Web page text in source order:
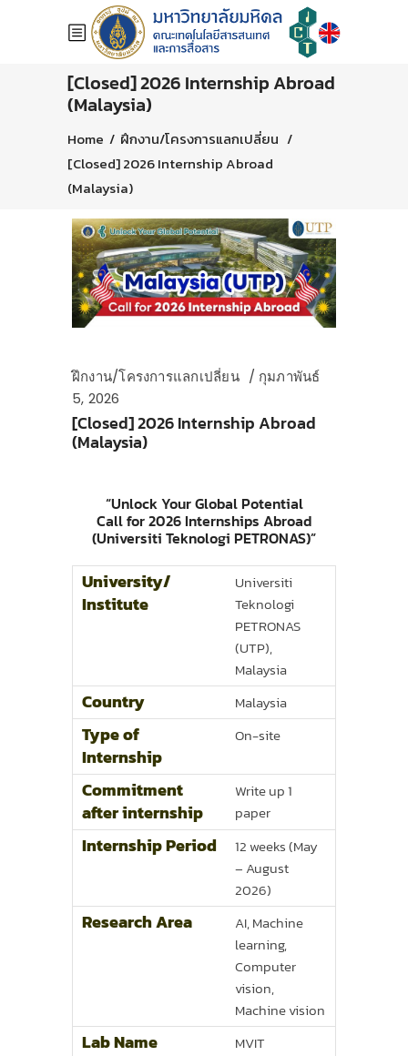
[Closed] 2026 Internship Abroad
(Malaysia)
Home / ฝึกงาน/โครงการแลกเปลี่ยน /
[Closed] 2026 Internship Abroad
(Malaysia)
ฝึกงาน/โครงการแลกเปลี่ยน
กุมภาพันธ์
5, 2026
[Closed] 2026 Internship Abroad
(Malaysia)
“Unlock Your Global Potential
Call for 2026 Internships Abroad
(Universiti Teknologi PETRONAS)”
University/
Institute
Universiti
Teknologi
PETRONAS
(UTP),
Malaysia
Country Malaysia
Type of
Internship
On-site
Commitment
after internship
Write up 1
paper
Internship Period
12 weeks (May
– August
2026)
Research Area
AI, Machine
learning,
Computer
vision,
Machine vision
Lab Name MVIT